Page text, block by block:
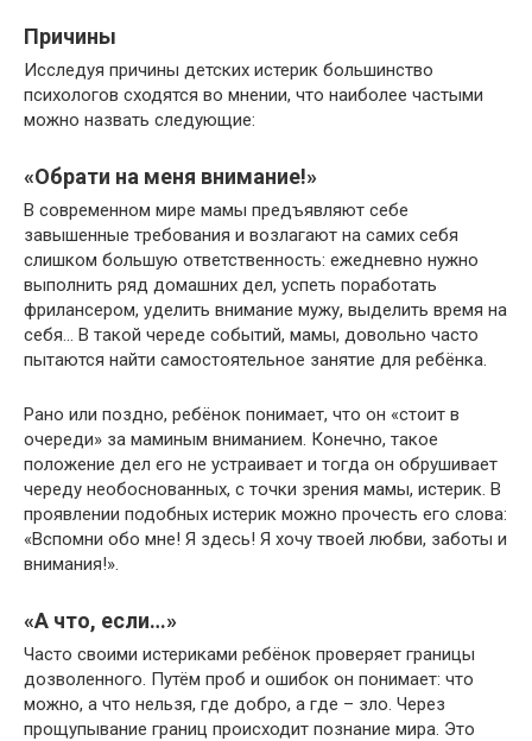
Причины
Исследуя причины детских истерик большинство
психологов сходятся во мнении, что наиболее частыми
можно назвать следующие:
«Обрати на меня внимание!»
В современном мире мамы предъявляют себе
завышенные требования и возлагают на самих себя
слишком большую ответственность: ежедневно нужно
выполнить ряд домашних дел, успеть поработать
фрилансером, уделить внимание мужу, выделить время на
себя… В такой череде событий, мамы, довольно часто
пытаются найти самостоятельное занятие для ребёнка.
Рано или поздно, ребёнок понимает, что он «стоит в
очереди» за маминым вниманием. Конечно, такое
положение дел его не устраивает и тогда он обрушивает
череду необоснованных, с точки зрения мамы, истерик. В
проявлении подобных истерик можно прочесть его слова:
«Вспомни обо мне! Я здесь! Я хочу твоей любви, заботы и
внимания!».
«А что, если…»
Часто своими истериками ребёнок проверяет границы
дозволенного. Путём проб и ошибок он понимает: что
можно, а что нельзя, где добро, а где – зло. Через
прощупывание границ происходит познание мира. Это